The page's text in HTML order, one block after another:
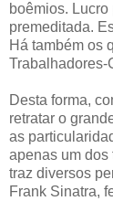
boêmios.
premeditada.
Há também os
Trabalhadores-
Desta forma,
retratar o
as
apenas um dos
traz diversos
Frank Sinatra,